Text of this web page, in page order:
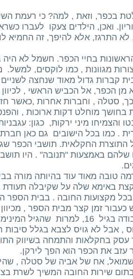
בכפר, וזאת , למה? כי רעמת
ואכן, הילדים צעקו לעברו
לא התרגז, אלא להיפך, זה החמיא
בחיי הכפר. חשמל לא היה
מגוונות , כמו לוקסים,
קברות גדול מאוד שנחצה
הכפר, אל הכביש הראשי ,
סטלה , וחברות אחרות ,כאשר
בחושך מוחלט דקות ארוכות ,
מיני ירקות, כגון:
. כמו בכל הישובים גם כאן
החקלאית. תושבי הכפר
שלהם באמצעות "תנובה" . היו
טובה מאוד עוד בהיותה מורה
באימא שלה על שקיבלה תעודת
בכל מקצועות החובה . בבית הספר
זמן קצר מבית הספר ,
, אבל לא גויס לצבא בגלל סיבות
עסק בחקלאות והתמחה בשיווק
עזב את הכפר הוא הפך לירקן.
אח של אביה של סטלה ,